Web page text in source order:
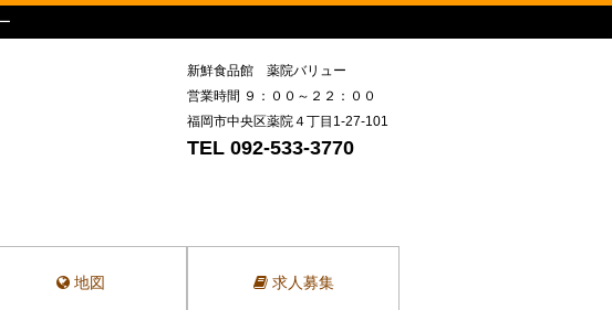
新鮮食品館 薬院バリュー
営業時間 ９：００～２２：００
福岡市中央区薬院４丁目1-27-101
TEL 092-533-3770
地図 求人募集